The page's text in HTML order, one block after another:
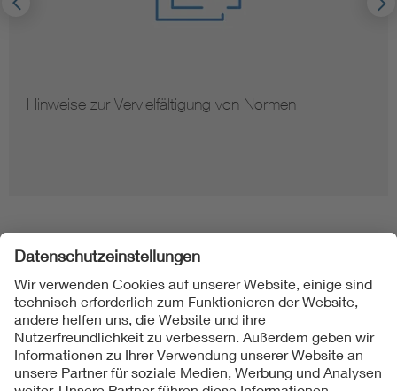
Hinweise zur Vervielfältigung von Normen
Folgen Sie uns